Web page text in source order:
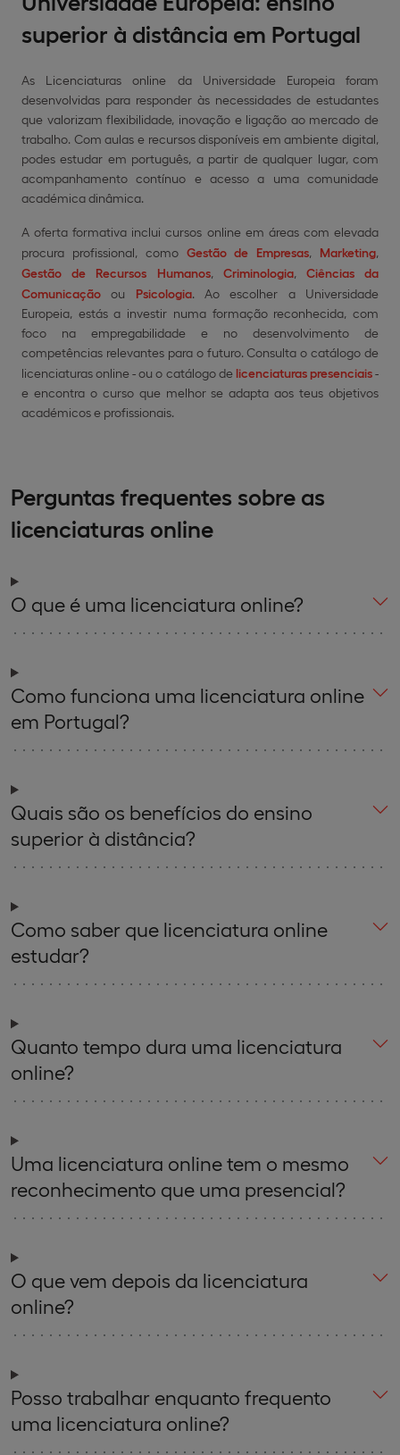
superior à distância em Portugal
As Licenciaturas online da Universidade Europeia foram
desenvolvidas para responder às necessidades de estudantes
que valorizam flexibilidade, inovação e ligação ao mercado de
trabalho. Com aulas e recursos disponíveis em ambiente digital,
podes estudar em português, a partir de qualquer lugar, com
acompanhamento contínuo e acesso a uma comunidade
académica dinâmica.
A oferta formativa inclui cursos online em áreas com elevada
procura profissional, comoGestão de Empresas, Marketing,
Gestão de Recursos Humanos, Criminologia, Ciências da
Comunicação ou Psicologia. Ao escolher a Universidade
Europeia, estás a investir numa formação reconhecida, com
foco na empregabilidade e no desenvolvimento de
competências relevantes para o futuro. Consulta o catálogo de
licenciaturas online - ou o catálogo de licenciaturas presenciais-
e encontra o curso que melhor se adapta aos teus objetivos
académicos e profissionais.
Perguntas frequentes sobre as
licenciaturas online
O que é uma licenciatura online?
Como funciona uma licenciatura online
em Portugal?
Quais são os benefícios do ensino
superior à distância?
Como saber que licenciatura online
estudar?
Quanto tempo dura uma licenciatura
online?
Uma licenciatura online tem o mesmo
reconhecimento que uma presencial?
O que vem depois da licenciatura
online?
Posso trabalhar enquanto frequento
uma licenciatura online?